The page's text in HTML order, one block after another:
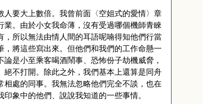
要大上數倍。我曾前面〈空姐式的愛情〉章
。由於小女我命薄，沒有受過哪個機師青睞
所以無法由情人間的耳語呢喃得知他們行當
將這些寫出來。但他們和我們的工作命懸一
是小至乘客喝酒鬧事、恐怖份子劫機威脅，
不打開。除此之外，我們基本上還算是同舟
處的同事。我無法忽略他們完全不談，也在
象中的他們、說說我知道的一些事情。